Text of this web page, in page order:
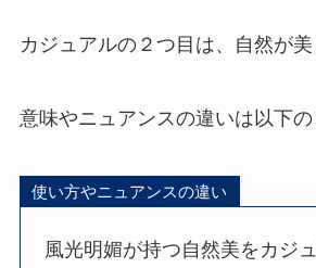
カジュアルの２つ目は、自然が美
意味やニュアンスの違いは以下の
使い方やニュアンスの違い
風光明媚が持つ自然美をカジ